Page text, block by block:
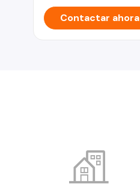
Contactar ahora